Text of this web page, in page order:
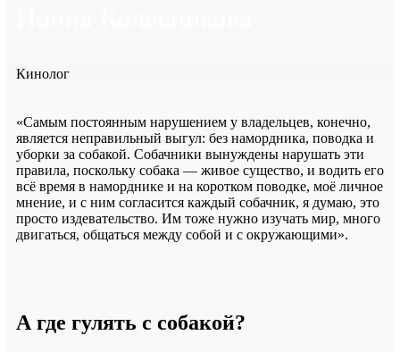
Кинолог
«Самым постоянным нарушением у владельцев, конечно,
является неправильный выгул: без намордника, поводка и
уборки за собакой. Собачники вынуждены нарушать эти
правила, поскольку собака — живое существо, и водить его
всё время в наморднике и на коротком поводке, моё личное
мнение, и с ним согласится каждый собачник, я думаю, это
просто издевательство. Им тоже нужно изучать мир, много
двигаться, общаться между собой и с окружающими».
А где гулять с собакой?